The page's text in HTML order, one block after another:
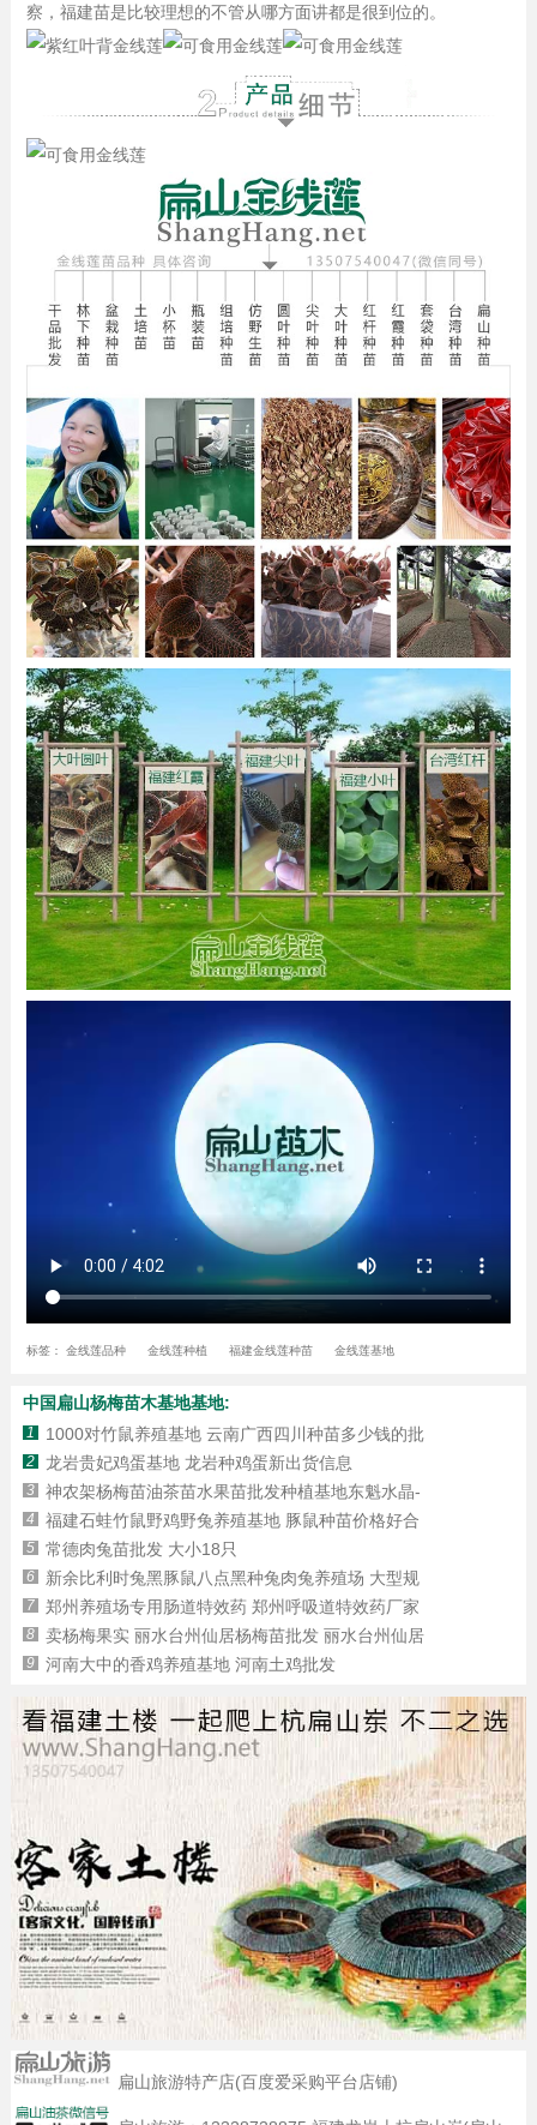
察，福建苗是比较理想的不管从哪方面讲都是很到位的。
标签： 金线莲品种 金线莲种植 福建金线莲种苗 金线莲基地
中国扁山杨梅苗木基地基地:
1 1000对竹鼠养殖基地 云南广西四川种苗多少钱的批
2 龙岩贵妃鸡蛋基地 龙岩种鸡蛋新出货信息
3 神农架杨梅苗油茶苗水果苗批发种植基地东魁水晶-
4 福建石蛙竹鼠野鸡野兔养殖基地 豚鼠种苗价格好合
5 常德肉兔苗批发 大小18只
6 新余比利时兔黑豚鼠八点黑种兔肉兔养殖场 大型规
7 郑州养殖场专用肠道特效药 郑州呼吸道特效药厂家
8 卖杨梅果实 丽水台州仙居杨梅苗批发 丽水台州仙居
9 河南大中的香鸡养殖基地 河南土鸡批发
扁山旅游特产店(百度爱采购平台店铺)